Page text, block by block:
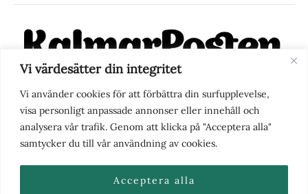
Vi värdesätter din integritet
Vi använder cookies för att förbättra din surfupplevelse,
visa personligt anpassade annonser eller innehåll och
analysera vår trafik. Genom att klicka på "Acceptera alla"
samtycker du till vår användning av cookies.
Acceptera alla
KalmarPosten är en modern lokalnyhetstidning på nätet. Med
fokus på Kalmarregionen, men också med blick för det större
perspektivet, vill vi vara din självklara kanal för nyheter,
berättelser och engagemang. KalmarPosten grundades 1988 och
fick nya ägare 2025.